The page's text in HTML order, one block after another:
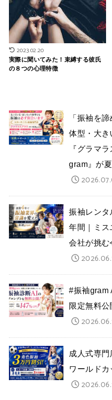
2023.02.20
実際に聞いてみた！束縛する彼氏
の８つの心理特徴
「振袖を
体型・大き
『グラマ
gram』が
振袖レン
年間｜ミス
会社が挑む
#振袖
限定無料公
成人式専
ワールド